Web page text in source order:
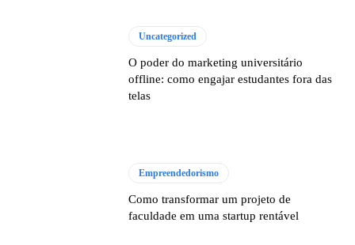
Uncategorized
O poder do marketing universitário
offline: como engajar estudantes fora das
telas
Empreendedorismo
Como transformar um projeto de
faculdade em uma startup rentável